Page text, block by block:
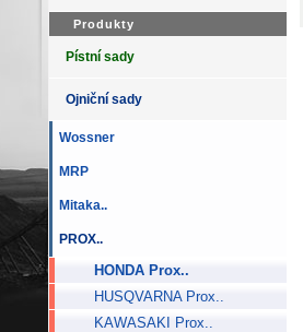
Produkty
Pístní sady
Ojniční sady
Wossner
MRP
Mitaka..
PROX..
HONDA Prox..
HUSQVARNA Prox..
KAWASAKI Prox..